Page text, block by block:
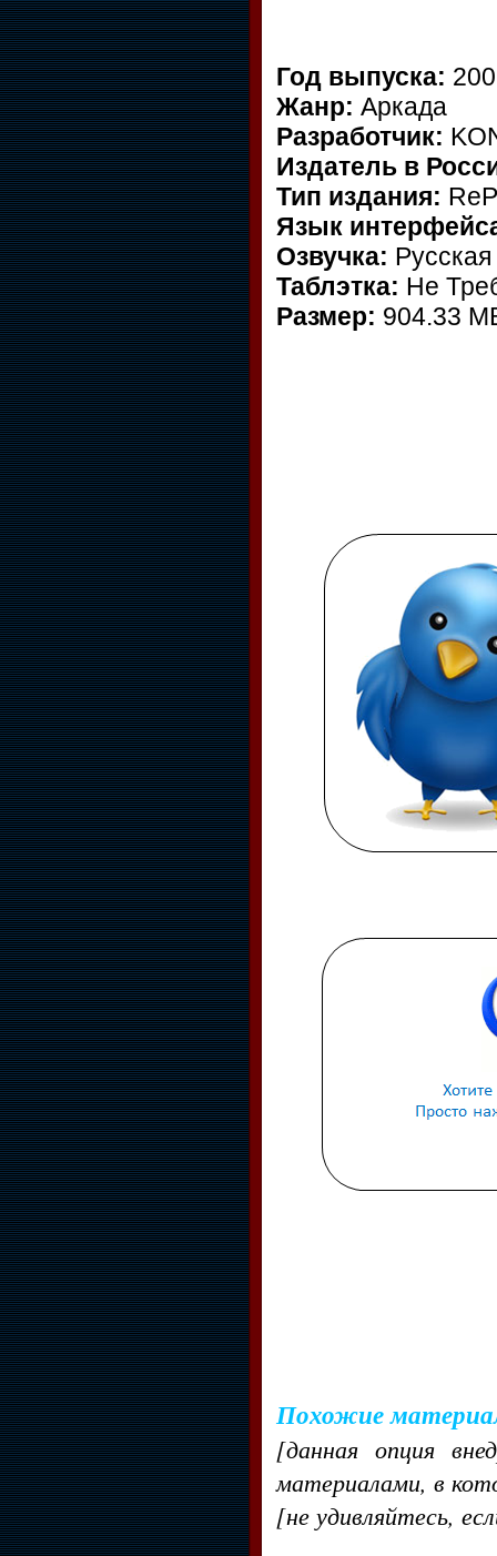
Год выпуска:
Жанр: Аркада
Разработчик:
Издатель в
Тип издания:
Язык
Озвучка: Русская
Таблэтка: Не
Размер: 904.33
Похожие
[данная опция
материалами, в
[не удивляйтесь,